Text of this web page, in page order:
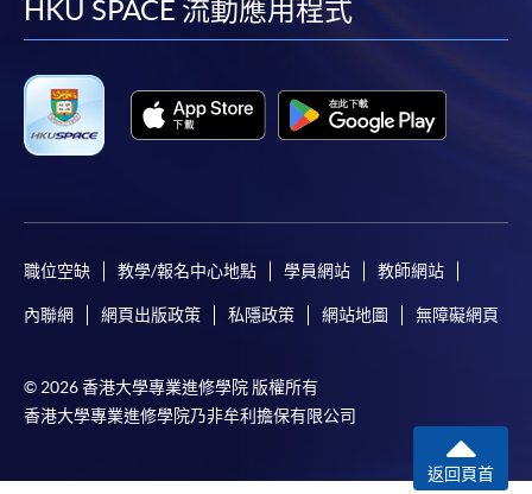
facebook
youtube
linkedin
HKU SPACE 流動應用程式
職位空缺 教學/報名中心地點 學員網站 教師網站
內聯網 網頁出版政策 私隱政策 網站地圖 無障礙網頁
© 2026 香港大學專業進修學院 版權所有
香港大學專業進修學院乃非牟利擔保有限公司
返回頁首